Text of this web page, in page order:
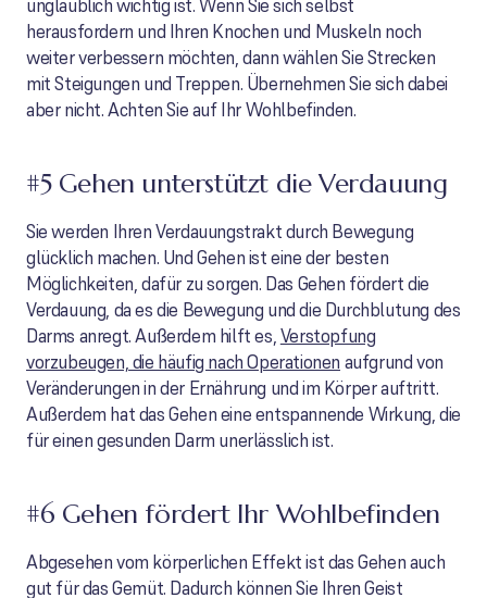
unglaublich wichtig ist. Wenn Sie sich selbst
herausfordern und Ihren Knochen und Muskeln noch
weiter verbessern möchten, dann wählen Sie Strecken
mit Steigungen und Treppen. Übernehmen Sie sich dabei
aber nicht. Achten Sie auf Ihr Wohlbefinden.
#5 Gehen unterstützt die Verdauung
Sie werden Ihren Verdauungstrakt durch Bewegung
glücklich machen. Und Gehen ist eine der besten
Möglichkeiten, dafür zu sorgen. Das Gehen fördert die
Verdauung, da es die Bewegung und die Durchblutung des
Darms anregt. Außerdem hilft es,Verstopfung
vorzubeugen, die häufig nach Operationen aufgrund von
Veränderungen in der Ernährung und im Körper auftritt.
Außerdem hat das Gehen eine entspannende Wirkung, die
für einen gesunden Darm unerlässlich ist.
#6 Gehen fördert Ihr Wohlbefinden
Abgesehen vom körperlichen Effekt ist das Gehen auch
gut für das Gemüt. Dadurch können Sie Ihren Geist